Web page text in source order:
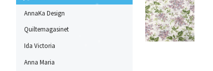
AnnaKa Design
Quiltemagasinet
Ida Victoria
Anna Maria